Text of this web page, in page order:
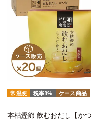
常温便 税率8% ケース商品
本枯鰹節 飲むおだし【かつ